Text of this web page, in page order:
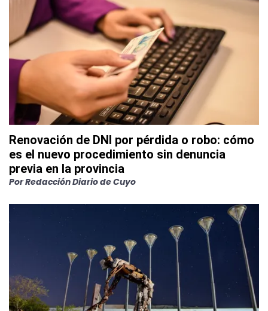
Renovación de DNI por pérdida o robo: cómo
es el nuevo procedimiento sin denuncia
previa en la provincia
PorRedacción Diario de Cuyo